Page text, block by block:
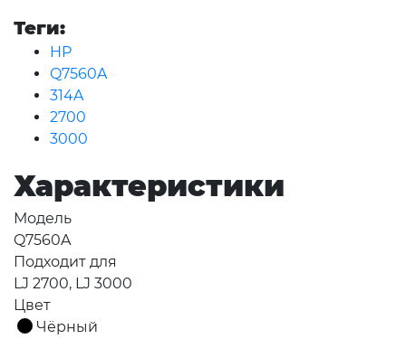
Теги:
HP
Q7560A
314A
2700
3000
Характеристики
Модель
Q7560A
Подходит для
LJ 2700, LJ 3000
Цвет
Чёрный